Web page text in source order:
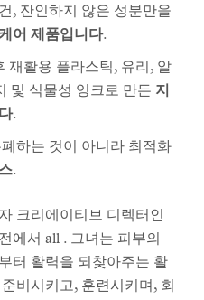
, 잔인하지 않은 성분만을
어 제품입니다.
재활용 플라스틱, 유리, 알
및 식물성 잉크로 만든 지
.
하는 것이 아니라 최적화
.
크리에이티브 디렉터인
에서 all . 그녀는 피부의
터 활력을 되찾아주는 활
비시키고, 훈련시키며, 회